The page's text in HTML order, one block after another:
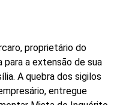
proprietário do
para a extensão de sua
A quebra dos sigilos
entregue